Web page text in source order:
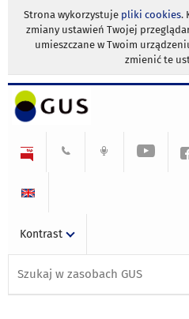
Strona wykorzystuje pliki cookies.
zmiany ustawień Twojej
umieszczane w Twoim
zmienić te
Kontrast